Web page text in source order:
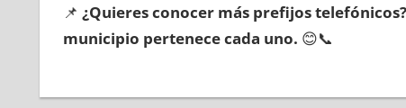
📌 ¿Quieres conocer mа́s prefijos
municipio pertenece cada uno. 😊📞